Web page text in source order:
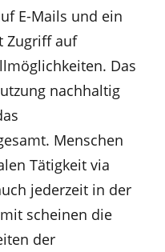
E-Mails und ein
Zugriff auf
Das
nachhaltig
Menschen
Tätigkeit via
jederzeit in der
scheinen die
der